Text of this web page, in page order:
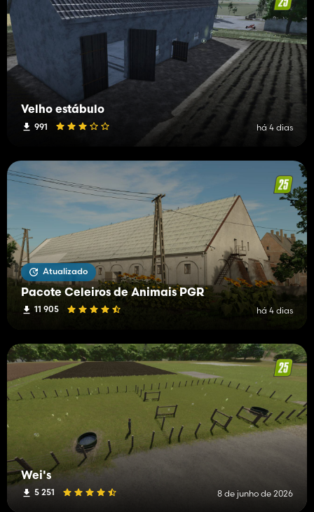
Velho estábulo
991 há 4 dias
Atualizado
Pacote Celeiros de Animais PGR
11 905 há 4 dias
Wei's
5 251 8 de junho de 2026